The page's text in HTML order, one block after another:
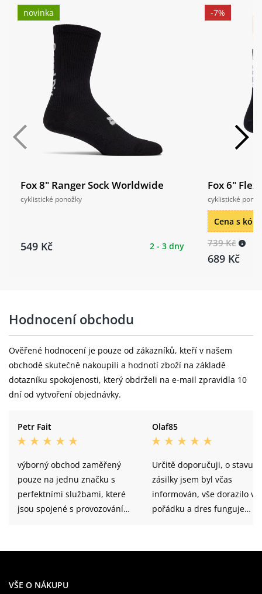
novinka
Fox 8" Ranger Sock Worldwide
cyklistické ponožky
549 Kč 2 - 3 dny
-7%
Fox 6"
cyklistické
Cena s
739 Kč
689 Kč
Hodnocení obchodu
Ověřené hodnocení je pouze od zákazníků, kteří v našem
obchodě skutečně nakoupili a hodnotí zboží na základě
dotazníku spokojenosti, který obdrželi na e-mail zpravidla 10
dní od vytvoření objednávky.
Petr Fait
výborný obchod zaměřený
pouze na jednu značku s
perfektními službami, které
jsou spojené s provozováním
doporučuju!
Olaf85
Určitě doporučuji, o stavu
zásilky jsem byl včas
informován, vše dorazilo v
pořádku a dres funguje
VŠE O NÁKUPU